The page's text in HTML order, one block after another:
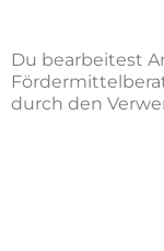
Du bearbeitest
durch den